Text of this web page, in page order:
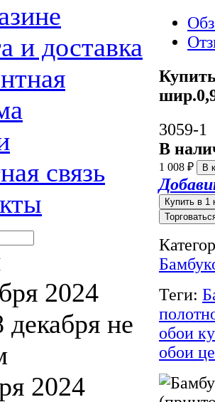
и доставка
связь
2024
декабря не
2024
3059-1
В
1 008 ₽
Теги:
обои
обои